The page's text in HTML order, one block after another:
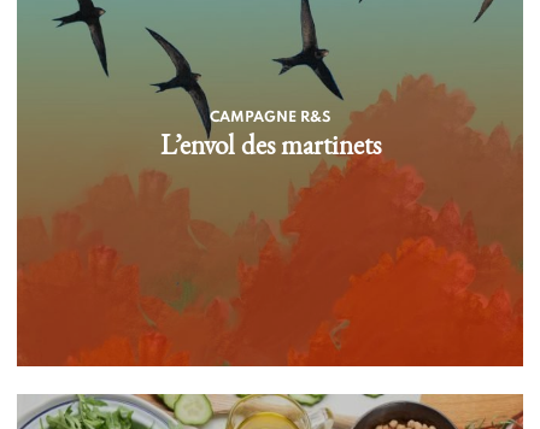
CAMPAGNE R&S
L’envol des martinets